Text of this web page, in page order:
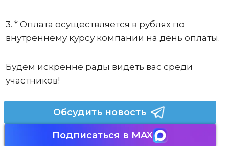
3. * Оплата осуществляется в рублях по
внутреннему курсу компании на день оплаты.
Будем искренне рады видеть вас среди
участников!
Обсудить новость
Подписаться в MAX